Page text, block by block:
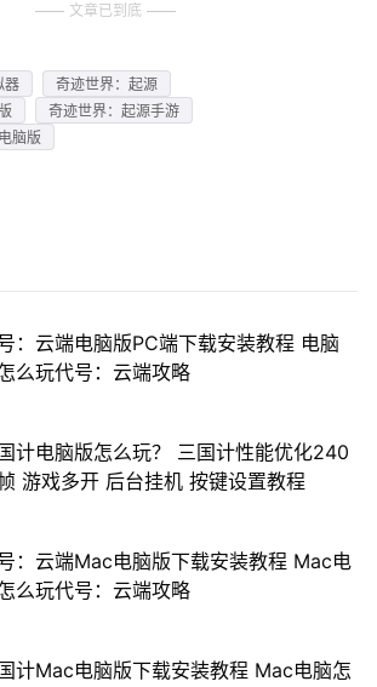
文章已到底
器
奇迹世界：起源
奇迹世界：起源手游
脑版
：云端电脑版PC端下载安装教程 电脑
么玩代号：云端攻略
计电脑版怎么玩？ 三国计性能优化240
游戏多开 后台挂机 按键设置教程
：云端Mac电脑版下载安装教程 Mac电
么玩代号：云端攻略
计Mac电脑版下载安装教程 Mac电脑怎